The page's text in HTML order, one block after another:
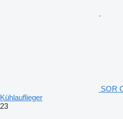
SOR
Kühlauflieger
23